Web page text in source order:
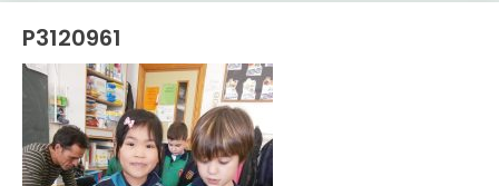
P3120961